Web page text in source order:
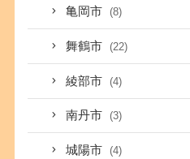
亀岡市 (8)
舞鶴市 (22)
綾部市 (4)
南丹市 (3)
城陽市 (4)